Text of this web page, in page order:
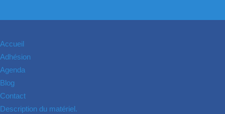
Accueil
Adhésion
Agenda
Blog
Contact
Description du matériel.